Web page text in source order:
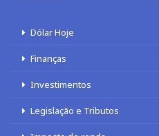
Dólar Hoje
Finanças
Investimentos
Legislação e Tributos